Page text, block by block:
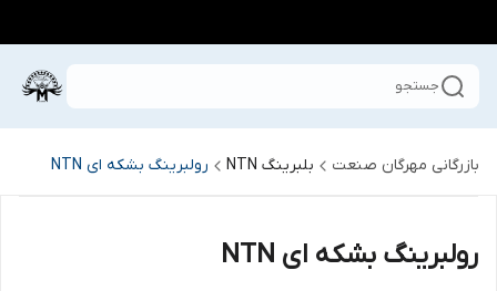
جستجو
بازرگانی مهرگان صنعت بلبرینگ NTN رولبرینگ بشکه ای NTN
رولبرینگ بشکه ای NTN